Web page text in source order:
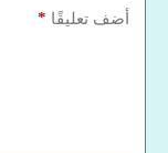
أضف تعليقًا *